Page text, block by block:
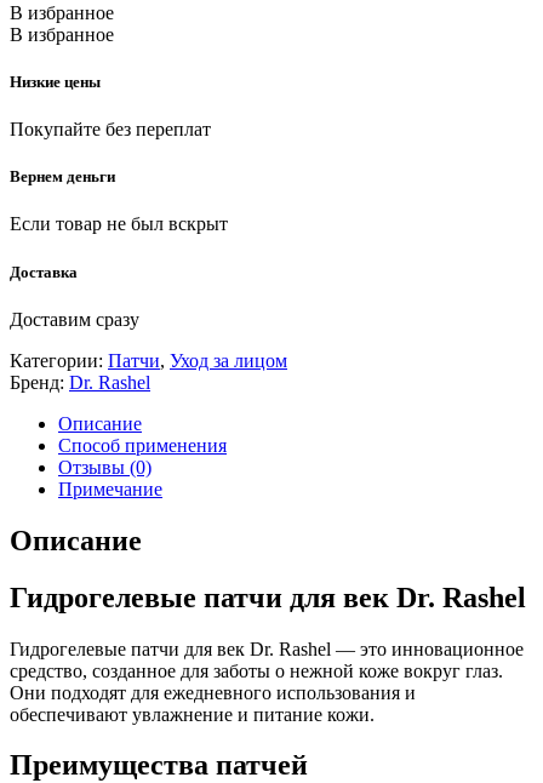
В избранное
В избранное
Низкие цены
Покупайте без переплат
Вернем деньги
Если товар не был вскрыт
Доставка
Доставим сразу
Категории: Патчи, Уход за лицом
Бренд: Dr. Rashel
Описание
Способ применения
Отзывы (0)
Примечание
Описание
Гидрогелевые патчи для век Dr. Rashel
Гидрогелевые патчи для век Dr. Rashel — это инновационное
средство, созданное для заботы о нежной коже вокруг глаз.
Они подходят для ежедневного использования и
обеспечивают увлажнение и питание кожи.
Преимущества патчей